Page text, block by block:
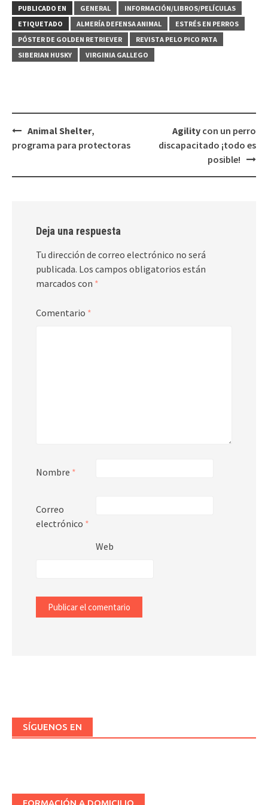
PUBLICADO EN GENERAL
INFORMACIÓN/LIBROS/PELÍCULAS
ETIQUETADO
ALMERÍA DEFENSA ANIMAL
ESTRÉS EN PERROS
PÓSTER DE GOLDEN RETRIEVER
REVISTA PELO PICO PATA
SIBERIAN HUSKY
VIRGINIA GALLEGO
Navegación
de
Animal Shelter,
programa para protectoras
Agility con un perro
discapacitado ¡todo es
posible!
Deja una respuesta
Tu dirección de correo electrónico no será
publicada. Los campos obligatorios están
marcados con *
Comentario *
Nombre *
Correo
electrónico *
Web
SÍGUENOS EN